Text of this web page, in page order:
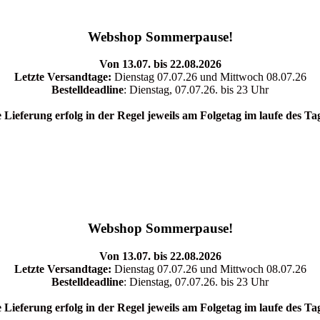
Webshop Sommerpause!
Von 13.07. bis 22.08.2026
Letzte Versandtage: Dienstag 07.07.26 und Mittwoch 08.07.26
Bestelldeadline: Dienstag, 07.07.26. bis 23 Uhr
Lieferung erfolg in der Regel jeweils am Folgetag im laufe des
Webshop Sommerpause!
Von 13.07. bis 22.08.2026
Letzte Versandtage: Dienstag 07.07.26 und Mittwoch 08.07.26
Bestelldeadline: Dienstag, 07.07.26. bis 23 Uhr
Lieferung erfolg in der Regel jeweils am Folgetag im laufe des